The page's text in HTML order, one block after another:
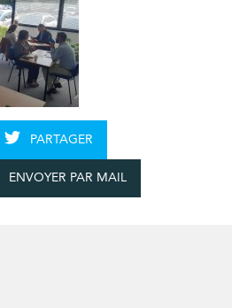
PARTAGER
ENVOYER PAR MAIL